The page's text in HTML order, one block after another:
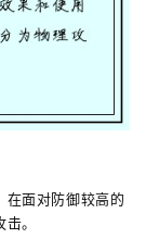
在面对防御较高的
。